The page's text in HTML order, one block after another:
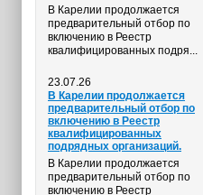
В Карелии продолжается
предварительный отбор по
включению в Реестр
квалифицированных подря...
23.07.26
В Карелии продолжается
предварительный отбор по
включению в Реестр
квалифицированных
подрядных организаций.
В Карелии продолжается
предварительный отбор по
включению в Реестр